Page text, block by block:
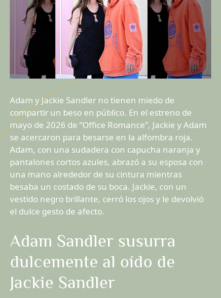
Adam y Jackie Sandler no tienen miedo de
compartir un beso en público. En el estreno de
mayo de 2026 de “Office Romance”, Jackie y Adam
se acercaron para besarse en la alfombra roja.
Adam, con una sudadera con capucha naranja y
pantalones cortos azules, abrazó a su esposa con
una mano alrededor de su cintura mientras
besaba un costado de su boca. Jackie, con un
vestido negro brillante, cerró los ojos y le devolvió
el dulce gesto de afecto.
Adam Sandler susurra
dulcemente al oído de
Jackie Sandler